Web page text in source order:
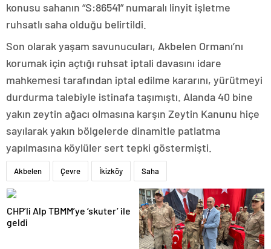
konusu sahanın “S:86541” numaralı linyit işletme
ruhsatlı saha olduğu belirtildi.
Son olarak yaşam savunucuları, Akbelen Ormanı’nı
korumak için açtığı ruhsat iptali davasını idare
mahkemesi tarafından iptal edilme kararını, yürütmeyi
durdurma talebiyle istinafa taşımıştı. Alanda 40 bine
yakın zeytin ağacı olmasına karşın Zeytin Kanunu hiçe
sayılarak yakın bölgelerde dinamitle patlatma
yapılmasına köylüler sert tepki göstermişti.
Akbelen Çevre İkizköy Saha
CHP’li Alp TBMM’ye ‘skuter’ ile
geldi